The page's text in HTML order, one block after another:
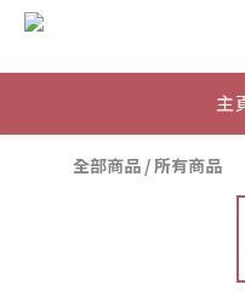
主
全部商品 /所有商品